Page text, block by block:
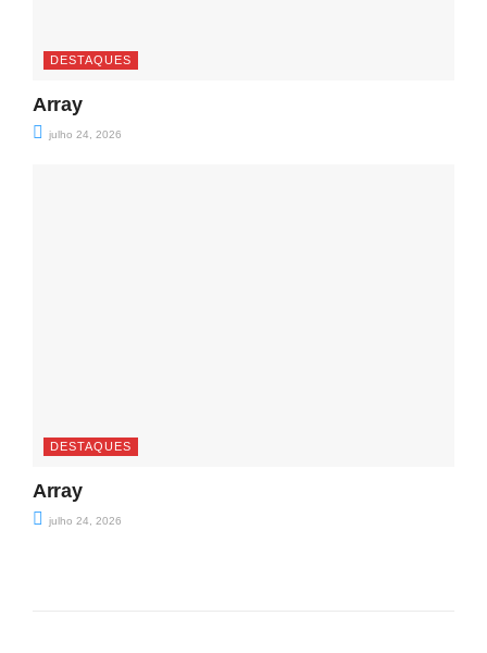
DESTAQUES
Array
julho 24, 2026
DESTAQUES
Array
julho 24, 2026